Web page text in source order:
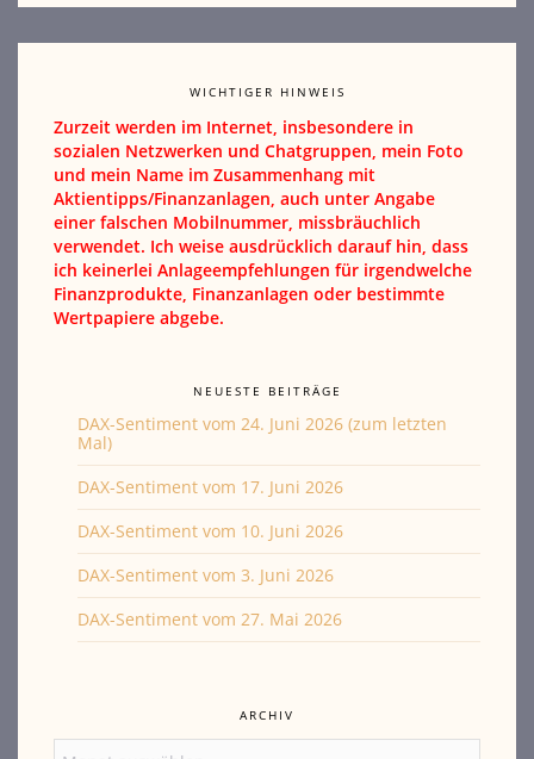
WICHTIGER HINWEIS
Zurzeit werden im Internet, insbesondere in
sozialen Netzwerken und Chatgruppen, mein Foto
und mein Name im Zusammenhang mit
Aktientipps/Finanzanlagen, auch unter Angabe
einer falschen Mobilnummer, missbräuchlich
verwendet. Ich weise ausdrücklich darauf hin, dass
ich keinerlei Anlageempfehlungen für irgendwelche
Finanzprodukte, Finanzanlagen oder bestimmte
Wertpapiere abgebe.
NEUESTE BEITRÄGE
DAX-Sentiment vom 24. Juni 2026 (zum letzten
Mal)
DAX-Sentiment vom 17. Juni 2026
DAX-Sentiment vom 10. Juni 2026
DAX-Sentiment vom 3. Juni 2026
DAX-Sentiment vom 27. Mai 2026
ARCHIV